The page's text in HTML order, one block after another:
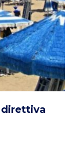
direttiva